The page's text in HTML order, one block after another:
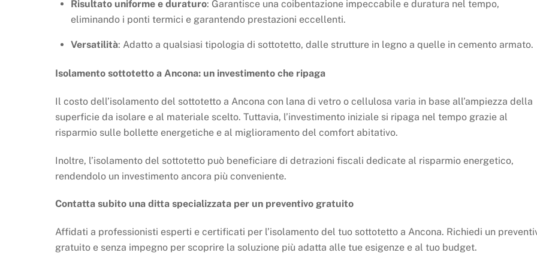
Risultato uniforme e duraturo: Garantisce una coibentazione impeccabile e duratura nel tempo,
eliminando i ponti termici e garantendo prestazioni eccellenti.
Versatilità: Adatto a qualsiasi tipologia di sottotetto, dalle strutture in legno a quelle in cemento armato.
Isolamento sottotetto a Ancona: un investimento che ripaga
Il costo dell’isolamento del sottotetto a Ancona con lana di vetro o cellulosa varia in base all’ampiezza della
superficie da isolare e al materiale scelto. Tuttavia, l’investimento iniziale si ripaga nel tempo grazie al
risparmio sulle bollette energetiche e al miglioramento del comfort abitativo.
Inoltre, l’isolamento del sottotetto può beneficiare di detrazioni fiscali dedicate al risparmio energetico,
rendendolo un investimento ancora più conveniente.
Contatta subito una ditta specializzata per un preventivo gratuito
Affidati a professionisti esperti e certificati per l’isolamento del tuo sottotetto a Ancona. Richiedi un
gratuito e senza impegno per scoprire la soluzione più adatta alle tue esigenze e al tuo budget.